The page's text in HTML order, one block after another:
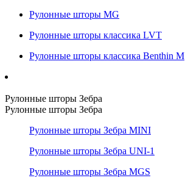
Рулонные шторы MG
Рулонные шторы классика LVT
Рулонные шторы классика Benthin M
Рулонные шторы Зебра
Рулонные шторы Зебра
Рулонные шторы Зебра MINI
Рулонные шторы Зебра UNI-1
Рулонные шторы Зебра MGS